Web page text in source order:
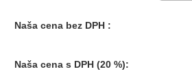
Naša cena bez DPH :
Naša cena s DPH (20 %):